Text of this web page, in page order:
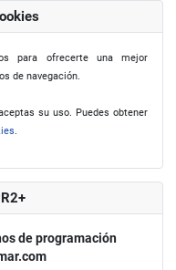
para ofrecerte una mejor
de navegación.
su uso. Puedes obtener
.
de programación